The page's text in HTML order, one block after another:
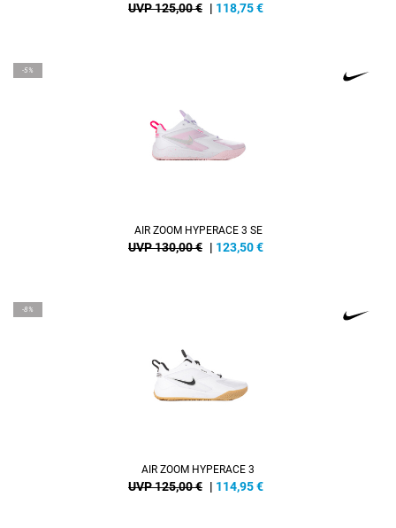
UVP 125,00 € | 118,75€
-5%
AIR ZOOM HYPERACE 3 SE
UVP 130,00 € | 123,50€
-8%
AIR ZOOM HYPERACE 3
UVP 125,00 € | 114,95€